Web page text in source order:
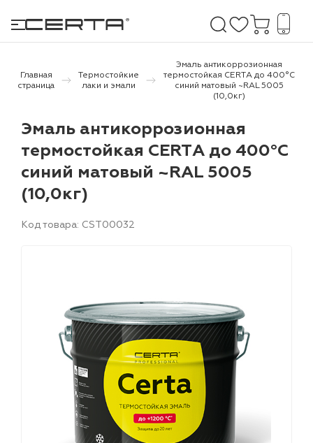
и дачи
бетону,
и эмали
Главная
страница
Термостойкие
лаки и эмали
Эмаль антикоррозионная
термостойкая СERTА до 400°С
синий матовый ~RAL 5005
(10,0кг)
Эмаль антикоррозионная
термостойкая СERTА до 400°С
синий матовый ~RAL 5005
(10,0кг)
Код товара: CST00032